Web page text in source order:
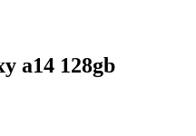
a14 128gb